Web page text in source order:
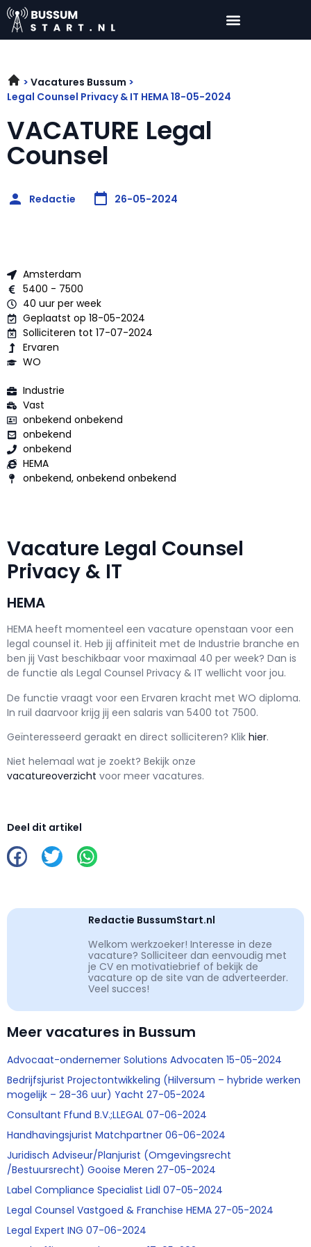
Vacatures Bussum
Legal Counsel Privacy & IT HEMA 18-05-2024
VACATURE Legal
Counsel
Redactie 26-05-2024
Amsterdam
5400 - 7500
40 uur per week
Geplaatst op 18-05-2024
Solliciteren tot 17-07-2024
Ervaren
WO
Industrie
Vast
onbekend onbekend
onbekend
onbekend
HEMA
onbekend, onbekend onbekend
Vacature Legal Counsel
Privacy & IT
HEMA
HEMA heeft momenteel een vacature openstaan voor een
legal counsel it. Heb jij affiniteit met de Industrie branche en
ben jij Vast beschikbaar voor maximaal 40 per week? Dan is
de functie als Legal Counsel Privacy & IT wellicht voor jou.
De functie vraagt voor een Ervaren kracht met WO diploma.
In ruil daarvoor krijg jij een salaris van 5400 tot 7500.
Geïnteresseerd geraakt en direct solliciteren? Klik hier.
Niet helemaal wat je zoekt? Bekijk onze
vacatureoverzicht voor meer vacatures.
Deel dit artikel
Redactie BussumStart.nl
Welkom werkzoeker! Interesse in deze
vacature? Solliciteer dan eenvoudig met
je CV en motivatiebrief of bekijk de
vacature op de site van de adverteerder.
Veel succes!
Meer vacatures in Bussum
Advocaat-ondernemer Solutions Advocaten 15-05-2024
Bedrijfsjurist Projectontwikkeling (Hilversum – hybride werken
mogelijk – 28-36 uur) Yacht 27-05-2024
Consultant Ffund B.V.;LLEGAL 07-06-2024
Handhavingsjurist Matchpartner 06-06-2024
Juridisch Adviseur/Planjurist (Omgevingsrecht
/Bestuursrecht) Gooise Meren 27-05-2024
Label Compliance Specialist Lidl 07-05-2024
Legal Counsel Vastgoed & Franchise HEMA 27-05-2024
Legal Expert ING 07-06-2024